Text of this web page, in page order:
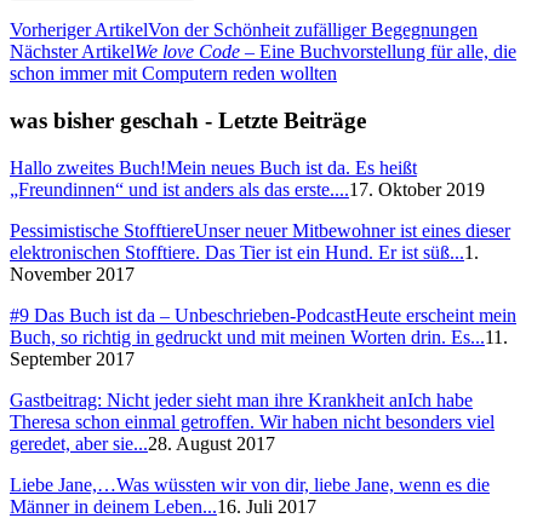
Vorheriger ArtikelVon der Schönheit zufälliger Begegnungen
Nächster ArtikelWe love Code – Eine Buchvorstellung für alle, die
schon immer mit Computern reden wollten
was bisher geschah - Letzte Beiträge
Hallo zweites Buch!Mein neues Buch ist da. Es heißt
„Freundinnen“ und ist anders als das erste....17. Oktober 2019
Pessimistische StofftiereUnser neuer Mitbewohner ist eines dieser
elektronischen Stofftiere. Das Tier ist ein Hund. Er ist süß...1.
November 2017
#9 Das Buch ist da – Unbeschrieben-PodcastHeute erscheint mein
Buch, so richtig in gedruckt und mit meinen Worten drin. Es...11.
September 2017
Gastbeitrag: Nicht jeder sieht man ihre Krankheit anIch habe
Theresa schon einmal getroffen. Wir haben nicht besonders viel
geredet, aber sie...28. August 2017
Liebe Jane,…Was wüssten wir von dir, liebe Jane, wenn es die
Männer in deinem Leben...16. Juli 2017